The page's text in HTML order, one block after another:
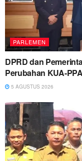
PARLEMEN
DPRD dan
Perubahan KUA-
5 AGUSTUS 2026